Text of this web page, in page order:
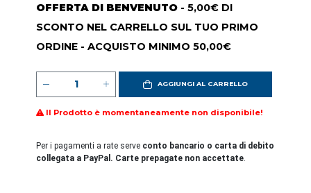
OFFERTA DI BENVENUTO - 5,00€ DI
SCONTO NEL CARRELLO SUL TUO PRIMO
ORDINE - ACQUISTO MINIMO 50,00€
AGGIUNGI AL CARRELLO
Il Prodotto è momentaneamente non disponibile!
Per i pagamenti a rate serve conto bancario o carta di debito
collegata a PayPal. Carte prepagate non accettate.